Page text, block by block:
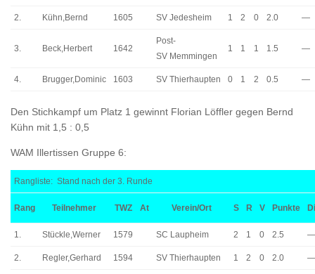
2. Kühn,Bernd 1605 SV Jedesheim 1 2 0 2.0 —
3. Beck,Herbert 1642
Post-
SV Memmingen
1 1 1 1.5 —
4. Brugger,Dominic 1603 SV Thierhaupten 0 1 2 0.5 —
Den Stichkampf um Platz 1 gewinnt Florian Löffler gegen Bernd
Kühn mit 1,5 : 0,5
WAM Illertissen Gruppe 6:
Rangliste: Stand nach der 3. Runde
Rang Teilnehmer TWZ At Verein/Ort S R V Punkte
1. Stückle,Werner 1579 SC Laupheim 2 1 0 2.5 —
2. Regler,Gerhard 1594 SV Thierhaupten 1 2 0 2.0 —